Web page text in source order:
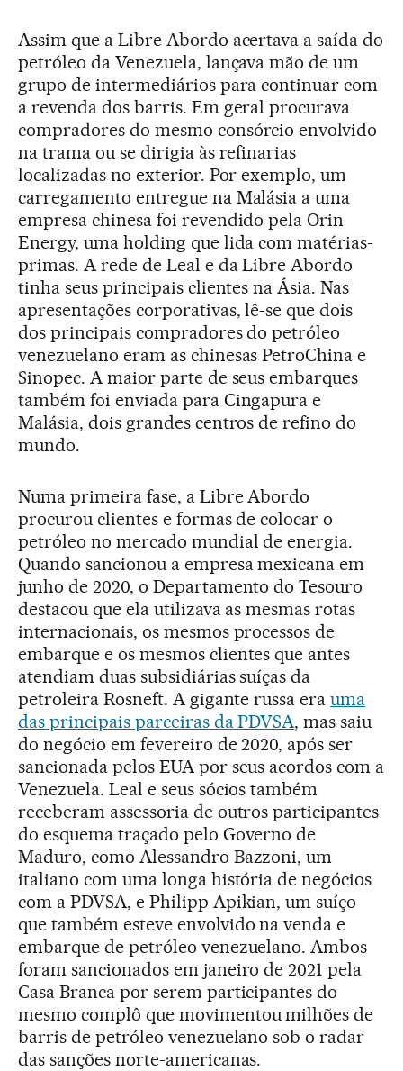
Assim que a Libre Abordo acertava a saída do
petróleo da Venezuela, lançava mão de um
grupo de intermediários para continuar com
a revenda dos barris. Em geral procurava
compradores do mesmo consórcio envolvido
na trama ou se dirigia às refinarias
localizadas no exterior. Por exemplo, um
carregamento entregue na Malásia a uma
empresa chinesa foi revendido pela Orin
Energy, uma holding que lida com matérias-
primas. A rede de Leal e da Libre Abordo
tinha seus principais clientes na Ásia. Nas
apresentações corporativas, lê-se que dois
dos principais compradores do petróleo
venezuelano eram as chinesas PetroChina e
Sinopec. A maior parte de seus embarques
também foi enviada para Cingapura e
Malásia, dois grandes centros de refino do
mundo.
Numa primeira fase, a Libre Abordo
procurou clientes e formas de colocar o
petróleo no mercado mundial de energia.
Quando sancionou a empresa mexicana em
junho de 2020, o Departamento do Tesouro
destacou que ela utilizava as mesmas rotas
internacionais, os mesmos processos de
embarque e os mesmos clientes que antes
atendiam duas subsidiárias suíças da
petroleira Rosneft. A gigante russa erauma
das principais parceiras da PDVSA, mas saiu
do negócio em fevereiro de 2020, após ser
sancionada pelos EUA por seus acordos com a
Venezuela. Leal e seus sócios também
receberam assessoria de outros participantes
do esquema traçado pelo Governo de
Maduro, como Alessandro Bazzoni, um
italiano com uma longa história de negócios
com a PDVSA, e Philipp Apikian, um suíço
que também esteve envolvido na venda e
embarque de petróleo venezuelano. Ambos
foram sancionados em janeiro de 2021 pela
Casa Branca por serem participantes do
mesmo complô que movimentou milhões de
barris de petróleo venezuelano sob o radar
das sanções norte-americanas.